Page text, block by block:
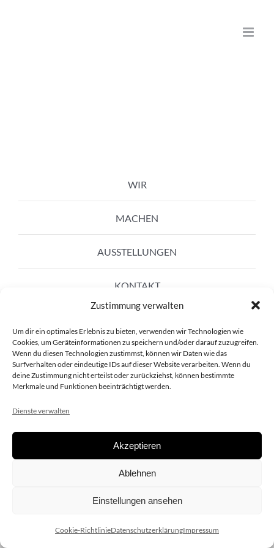
Zustimmung verwalten
Um dir ein optimales Erlebnis zu bieten, verwenden wir Technologien wie
Cookies, um Geräteinformationen zu speichern und/oder darauf zuzugreifen.
Wenn du diesen Technologien zustimmst, können wir Daten wie das
Surfverhalten oder eindeutige IDs auf dieser Website verarbeiten. Wenn du
deine Zustimmung nicht erteilst oder zurückziehst, können bestimmte
Merkmale und Funktionen beeinträchtigt werden.
Dienste verwalten
Akzeptieren
Ablehnen
Einstellungen ansehen
Cookie-RichtlinieDatenschutzerklärungImpressum
WIR
MACHEN
AUSSTELLUNGEN
KONTAKT
Copyright 2020 dieSCHAUsteller.at |Datenschützerklärung|
| Design:www.ARGEntur.at